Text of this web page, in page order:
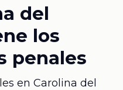
del
los
penales
en Carolina del